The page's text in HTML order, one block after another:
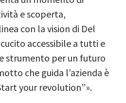
e scoperta,
con la vision di Del
accessibile a tutti e
strumento per un futuro
che guida l’azienda è
your revolution”».